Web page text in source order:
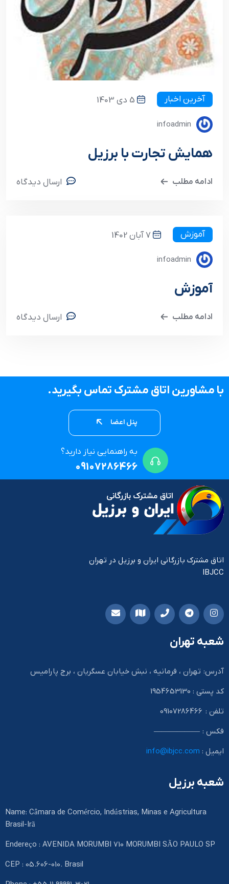
آخرین اخبار 5 دی 1403
infoadmin
همایش تجارت با برزیل
ادامه مطلب ارسال دیدگاه
آموزش 7 آبان 1402
infoadmin
آموزش
ادامه مطلب ارسال دیدگاه
با مشاورین اتاق مشترک تماس بگیرید.
پنل اعضا
به راهنمایی نیاز دارید؟
09107286466
اتاق مشترک بازرگانی ایران و برزیل در تهران
IBJCC
شعبه تهران
آدرس: تهران ، فرمانیه ، نبش خیابان عسگریان ، برج پارامیس
کد پستی : 1954653130
تلفن : 09107286466
فکس : ——————
ایمیل : info@ibjcc.com
شعبه برزیل
Name: Câmara de Comércio, Indústrias, Minas e Agricultura
Brasil-Irã
Endereço : AVENIDA MORUMBI 710 MORUMBI SÃO PAULO SP
CEP : 05.606-010. Brasil